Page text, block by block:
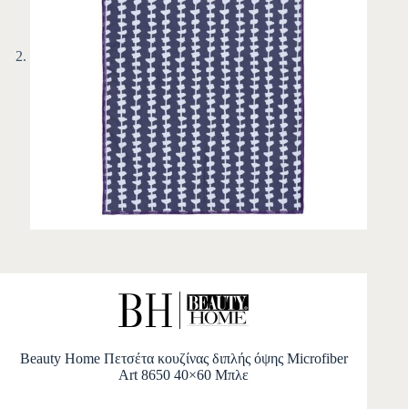
Beauty Home Πετσέτα κουζίνας διπλής όψης Microfiber
Art 8650 40×60 Μπλε